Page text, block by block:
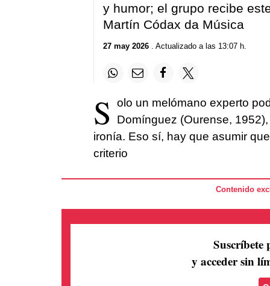
y humor; el grupo recibe
Martín Códax da Música
27 may 2026. Actualizado a las 13:07 h.
S
olo un melómano experto
Domínguez (Ourense,
ironía. Eso sí, hay que asumir
criterio
Contenido
Suscríbete
y acceder sin